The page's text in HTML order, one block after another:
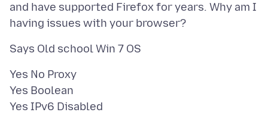
and have supported Firefox for years. Why am I
Yes No Proxy
Yes Boolean